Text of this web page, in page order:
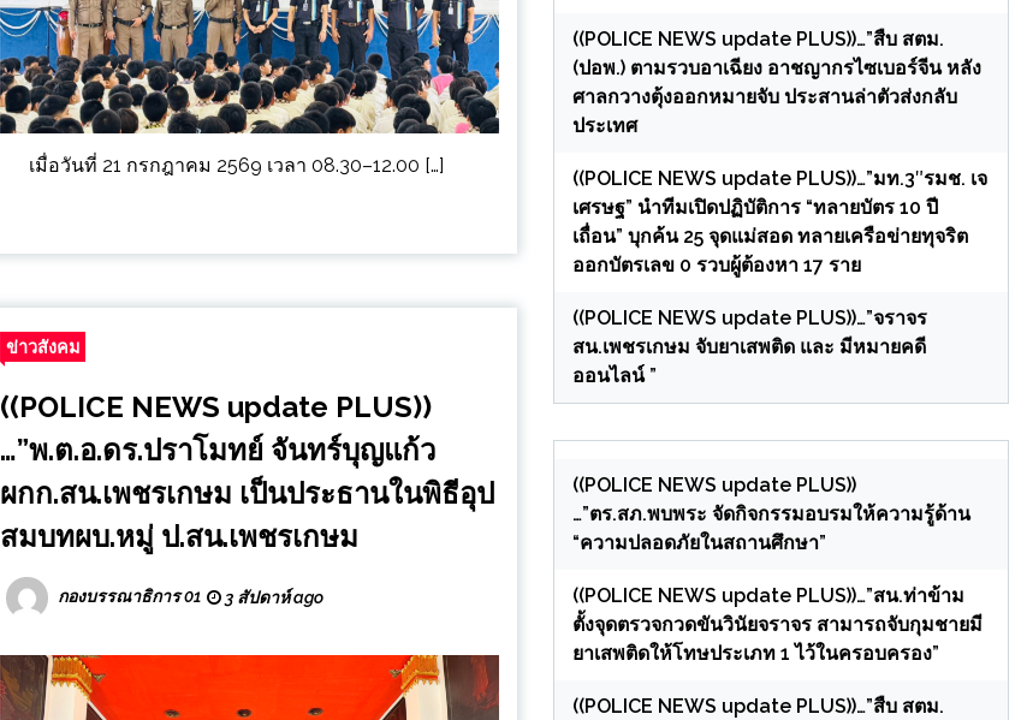
เมื่อวันที่ 21 กรกฎาคม 2569 เวลา 08.30–12.00 […]
ข่าวสังคม
((POLICE NEWS update PLUS))
…”พ.ต.อ.ดร.ปราโมทย์ จันทร์บุญแก้ว
ผกก.สน.เพชรเกษม เป็นประธานในพิธีอุป
สมบทผบ.หมู่ ป.สน.เพชรเกษม
กองบรรณาธิการ 01 3 สัปดาห์ ago
((POLICE NEWS update PLUS))…”สืบ สตม.
(ปอพ.) ตามรวบอาเฉียง อาชญากรไซเบอร์จีน หลัง
ศาลกวางตุ้งออกหมายจับ ประสานล่าตัวส่งกลับ
ประเทศ
((POLICE NEWS update PLUS))…”มท.3″รมช. เจ
เศรษฐ” นำทีมเปิดปฏิบัติการ “ทลายบัตร 10 ปี
เถื่อน” บุกค้น 25 จุดแม่สอด ทลายเครือข่ายทุจริต
ออกบัตรเลข 0 รวบผู้ต้องหา 17 ราย
((POLICE NEWS update PLUS))…”จราจร
สน.เพชรเกษม จับยาเสพติด และ มีหมายคดี
ออนไลน์ ”
((POLICE NEWS update PLUS))
…”ตร.สภ.พบพระ จัดกิจกรรมอบรมให้ความรู้ด้าน
“ความปลอดภัยในสถานศึกษา”
((POLICE NEWS update PLUS))…”สน.ท่าข้าม
ตั้งจุดตรวจกวดขันวินัยจราจร สามารถจับกุมชายมี
ยาเสพติดให้โทษประเภท 1 ไว้ในครอบครอง”
((POLICE NEWS update PLUS))…”สืบ สตม.